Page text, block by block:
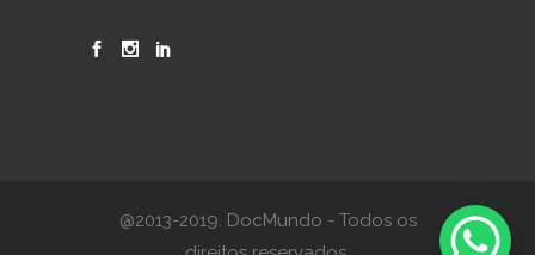
@2013-2019. DocMundo - Todos os